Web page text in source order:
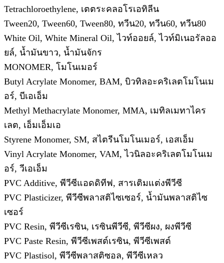
Tetrachloroethylene, เตตระคลอโรเอทิลีน
Tween20, Tween60, Tween80, ทวีน20, ทวีน60, ทวีน80
White Oil, White Mineral Oil, ไวท์ออยล์, ไวท์มิเนอรัลออ
ยล์, น้ำมันขาว, น้ำมันจักร
MONOMER, โมโนเมอร์
Butyl Acrylate Monomer, BAM, บิวทิลอะคริเลตโมโนเม
อร์, บีเอเอ็ม
Methyl Methacrylate Monomer, MMA, เมทิลเมทาไคร
เลต, เอ็มเอ็มเอ
Styrene Monomer, SM, สไตรีนโมโนเมอร์, เอสเอ็ม
Vinyl Acrylate Monomer, VAM, ไวนิลอะคริเลตโมโนเม
อร์, วีเอเอ็ม
PVC Additive, พีวีซีแอดดิทีฟ, สารเติมแต่งพีวีซี
PVC Plasticizer, พีวีซีพลาสติไซเซอร์, น้ำมันพลาสติไซ
เซอร์
PVC Resin, พีวีซีเรซิน, เรซินพีวีซี, พีวีซีผง, ผงพีวีซี
PVC Paste Resin, พีวีซีเพสต์เรซิน, พีวีซีเพสต์
PVC Plastisol, พีวีซีพลาสติซอล, พีวีซีเหลว